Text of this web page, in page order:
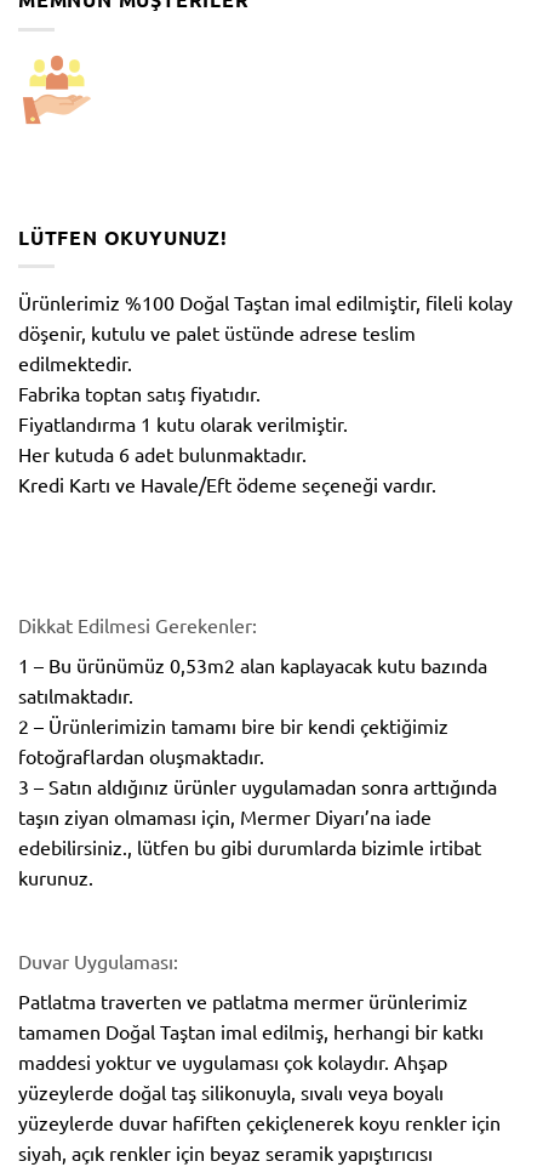
LÜTFEN OKUYUNUZ!
Ürünlerimiz %100 Doğal Taştan imal edilmiştir, fileli kolay
döşenir, kutulu ve palet üstünde adrese teslim
edilmektedir.
Fabrika toptan satış fiyatıdır.
Fiyatlandırma 1 kutu olarak verilmiştir.
Her kutuda 6 adet bulunmaktadır.
Kredi Kartı ve Havale/Eft ödeme seçeneği vardır.
Dikkat Edilmesi Gerekenler:
1 – Bu ürünümüz 0,53m2 alan kaplayacak kutu bazında
satılmaktadır.
2 – Ürünlerimizin tamamı bire bir kendi çektiğimiz
fotoğraflardan oluşmaktadır.
3 – Satın aldığınız ürünler uygulamadan sonra arttığında
taşın ziyan olmaması için, Mermer Diyarı’na iade
edebilirsiniz., lütfen bu gibi durumlarda bizimle irtibat
kurunuz.
Duvar Uygulaması:
Patlatma traverten ve patlatma mermer ürünlerimiz
tamamen Doğal Taştan imal edilmiş, herhangi bir katkı
maddesi yoktur ve uygulaması çok kolaydır. Ahşap
yüzeylerde doğal taş silikonuyla, sıvalı veya boyalı
yüzeylerde duvar hafiften çekiçlenerek koyu renkler için
siyah, açık renkler için beyaz seramik yapıştırıcısı